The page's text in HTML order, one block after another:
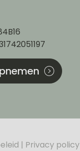
Privacy policy